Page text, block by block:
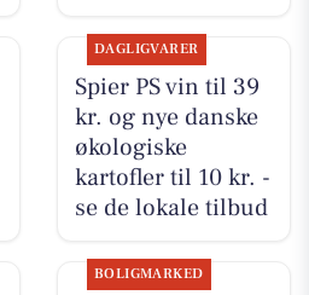
DAGLIGVARER
Spier PS vin til 39
kr. og nye danske
økologiske
kartofler til 10 kr. -
se de lokale tilbud
BOLIGMARKED